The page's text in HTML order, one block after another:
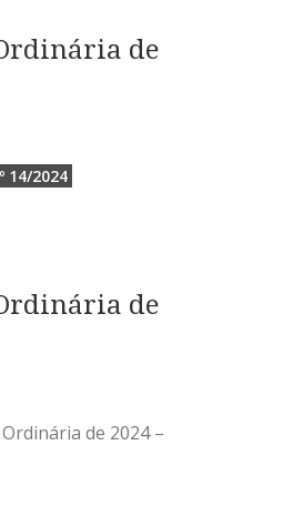
de
14/2024
de
de 2024 –